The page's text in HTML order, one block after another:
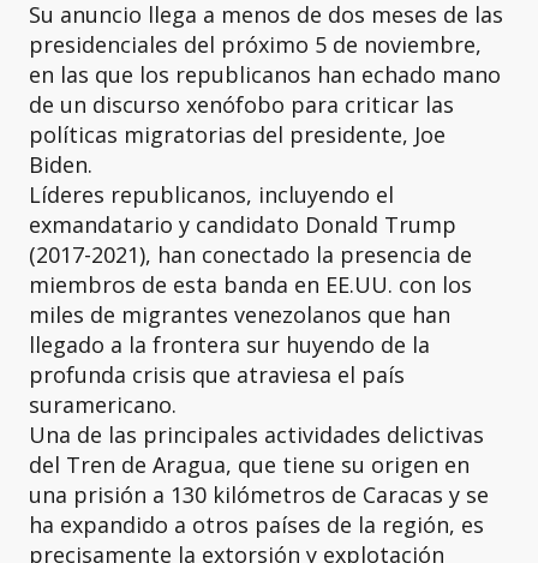
Su anuncio llega a menos de dos meses de las
presidenciales del próximo 5 de noviembre,
en las que los republicanos han echado mano
de un discurso xenófobo para criticar las
políticas migratorias del presidente, Joe
Biden.
Líderes republicanos, incluyendo el
exmandatario y candidato Donald Trump
(2017-2021), han conectado la presencia de
miembros de esta banda en EE.UU. con los
miles de migrantes venezolanos que han
llegado a la frontera sur huyendo de la
profunda crisis que atraviesa el país
suramericano.
Una de las principales actividades delictivas
del Tren de Aragua, que tiene su origen en
una prisión a 130 kilómetros de Caracas y se
ha expandido a otros países de la región, es
precisamente la extorsión y explotación